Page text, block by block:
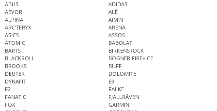
ABUS
ADIDAS
AEVOR
ALÉ
ALPINA
AIM'N
ARC'TERYX
ARENA
ASICS
ASSOS
ATOMIC
BABOLAT
BARTS
BIRKENSTOCK
BLACKROLL
BOGNER FIRE+ICE
BROOKS
BUFF
DEUTER
DOLOMITE
DYNAFIT
E9
F2
FALKE
FANATIC
FJÄLLRÄVEN
FOX
GARMIN